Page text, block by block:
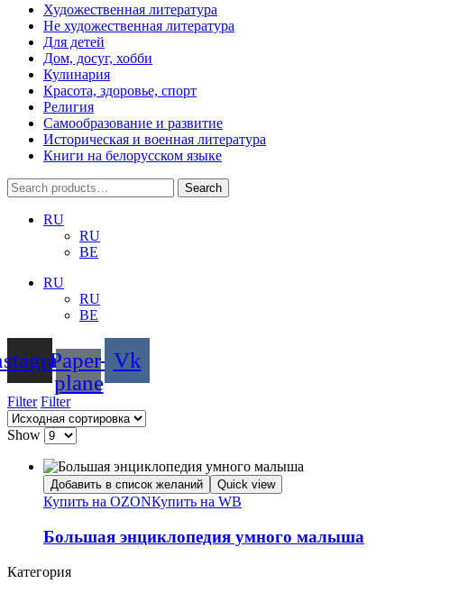
Художественная литература
Не художественная литература
Для детей
Дом, досуг, хобби
Кулинария
Красота, здоровье, спорт
Религия
Самообразование и развитие
Историческая и военная литература
Книги на белорусском языке
Search
for:
Search
RU
RU
BE
RU
RU
BE
Paper-
plane
Vk
Filter Filter
Show
Добавить в список желаний Quick view
Купить на OZONКупить на WB
Большая энциклопедия умного малыша
Категория